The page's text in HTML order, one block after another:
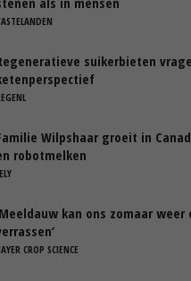
suikerbieten
Wilpshaar groeit in
robotmelken
kan ons zomaar weer
CROP SCIENCE